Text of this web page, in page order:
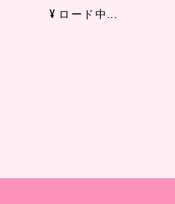
¥ ロード中...